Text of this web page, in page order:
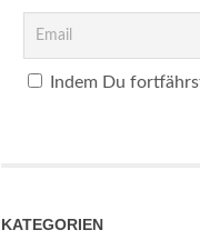
Indem Du
KATEGORIEN